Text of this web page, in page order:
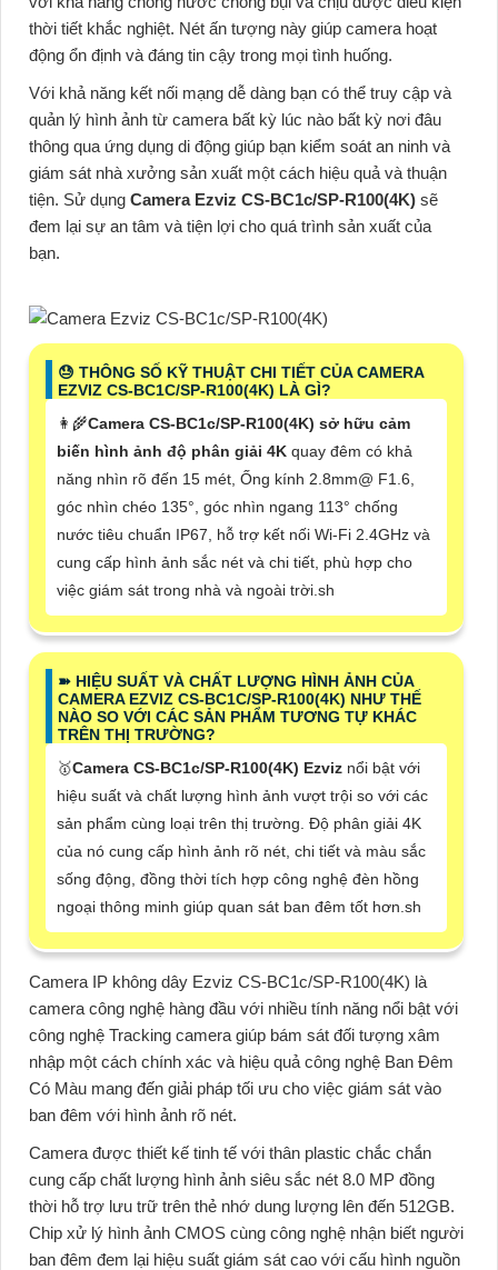
thời tiết khắc nghiệt. Nét ấn tượng này giúp camera hoạt
động ổn định và đáng tin cậy trong mọi tình huống.
Với khả năng kết nối mạng dễ dàng bạn có thể truy cập và
quản lý hình ảnh từ camera bất kỳ lúc nào bất kỳ nơi đâu
thông qua ứng dụng di động giúp bạn kiểm soát an ninh và
giám sát nhà xưởng sản xuất một cách hiệu quả và thuận
tiện. Sử dụng Camera Ezviz CS-BC1c/SP-R100(4K) sẽ
đem lại sự an tâm và tiện lợi cho quá trình sản xuất của
bạn.
😓 THÔNG SỐ KỸ THUẬT CHI TIẾT CỦA CAMERA
EZVIZ CS-BC1C/SP-R100(4K) LÀ GÌ?
👩‍🌾Camera CS-BC1c/SP-R100(4K) sở hữu cảm
biến hình ảnh độ phân giải 4K quay đêm có khả
năng nhìn rõ đến 15 mét, Ống kính 2.8mm@ F1.6,
góc nhìn chéo 135°, góc nhìn ngang 113° chống
nước tiêu chuẩn IP67, hỗ trợ kết nối Wi-Fi 2.4GHz và
cung cấp hình ảnh sắc nét và chi tiết, phù hợp cho
việc giám sát trong nhà và ngoài trời.sh
➽ HIỆU SUẤT VÀ CHẤT LƯỢNG HÌNH ẢNH CỦA
CAMERA EZVIZ CS-BC1C/SP-R100(4K) NHƯ THẾ
NÀO SO VỚI CÁC SẢN PHẨM TƯƠNG TỰ KHÁC
TRÊN THỊ TRƯỜNG?
🥇Camera CS-BC1c/SP-R100(4K) Ezviz nổi bật với
hiệu suất và chất lượng hình ảnh vượt trội so với các
sản phẩm cùng loại trên thị trường. Độ phân giải 4K
của nó cung cấp hình ảnh rõ nét, chi tiết và màu sắc
sống động, đồng thời tích hợp công nghệ đèn hồng
ngoại thông minh giúp quan sát ban đêm tốt hơn.sh
Camera IP không dây Ezviz CS-BC1c/SP-R100(4K) là
camera công nghệ hàng đầu với nhiều tính năng nổi bật với
công nghệ Tracking camera giúp bám sát đối tượng xâm
nhập một cách chính xác và hiệu quả công nghệ Ban Đêm
Có Màu mang đến giải pháp tối ưu cho việc giám sát vào
ban đêm với hình ảnh rõ nét.
Camera được thiết kế tinh tế với thân plastic chắc chắn
cung cấp chất lượng hình ảnh siêu sắc nét 8.0 MP đồng
thời hỗ trợ lưu trữ trên thẻ nhớ dung lượng lên đến 512GB.
Chip xử lý hình ảnh CMOS cùng công nghệ nhận biết người
ban đêm đem lại hiệu suất giám sát cao với cấu hình nguồn